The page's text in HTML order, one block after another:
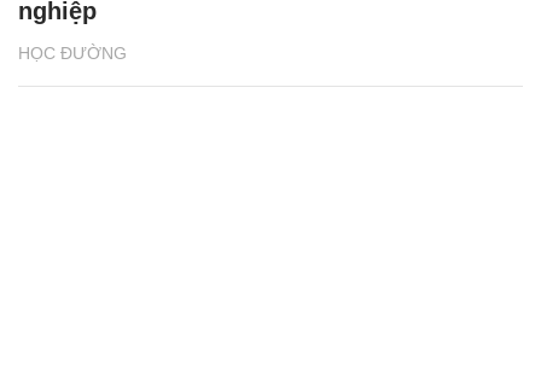
HỌC ĐƯỜNG
nghiệp